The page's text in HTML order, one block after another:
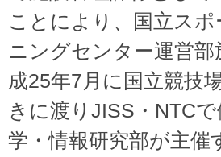
ことにより、国立ス
ニングセンター運営
成25年7月に国立競技
きに渡りJISS・NTC
学・情報研究部が主催